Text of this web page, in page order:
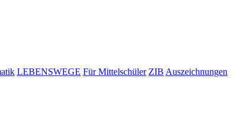
LEBENSWEGE Für Mittelschüler ZIB Auszeichnungen